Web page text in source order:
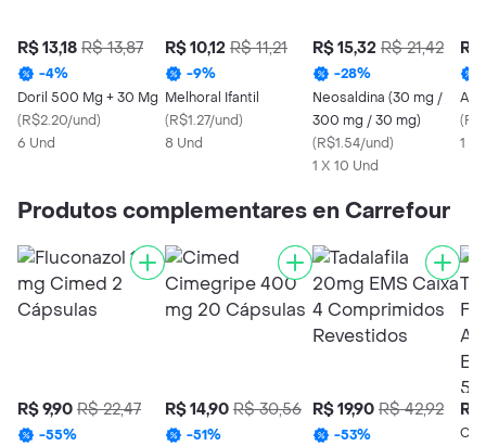
R$ 13,18 R$ 13,87
-4%
Doril 500 Mg + 30 Mg
(R$2.20/und)
6 Und
R$ 10,12 R$ 11,21
-9%
Melhoral Ifantil
(R$1.27/und)
8 Und
R$ 15,32 R$ 21,42
-28%
Neosaldina (30 mg /
300 mg / 30 mg)
(R$1.54/und)
1 X 10 Und
R$
(
1 X
Produtos complementares en Carrefour
R$ 9,90 R$ 22,47
-55%
R$ 14,90 R$ 30,56
-51%
R$ 19,90 R$ 42,92
-53%
R$